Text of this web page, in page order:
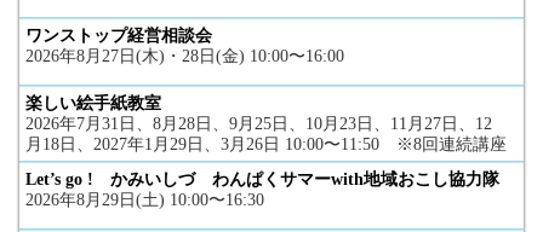
ワンストップ経営相談会
2026年8月27日(木)・28日(金) 10:00〜16:00
楽しい絵手紙教室
2026年7月31日、8月28日、9月25日、10月23日、11月27日、12
月18日、2027年1月29日、3月26日 10:00〜11:50 ※8回連続講座
Let’s go ! かみいしづ わんぱくサマーwith地域おこし協力隊
2026年8月29日(土) 10:00〜16:30